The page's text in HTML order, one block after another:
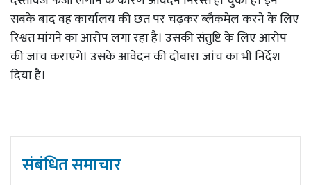
सबके बाद वह कार्यालय की छत पर चढ़कर ब्लैकमेल करने के लिए
रिश्वत मांगने का आरोप लगा रहा है। उसकी संतुष्टि के लिए आरोप
की जांच कराएंगे। उसके आवेदन की दोबारा जांच का भी निर्देश
दिया है।
संबंधित समाचार